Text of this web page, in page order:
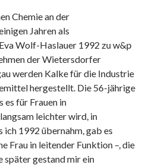
Chemie an der
Jahren als
Wolf-Haslauer 1992 zu w&p
der Wietersdorfer
werden Kalke für die Industrie
hergestellt. Die 56-jährige
es für Frauen in
leichter wird, in
ich 1992 übernahm, gab es
Frau in leitender Funktion –, die
später gestand mir ein